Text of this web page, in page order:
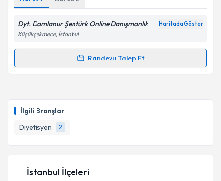
İlgili Branşlar
Diyetisyen
2
Dyt. Damlanur Şentürk Online Danışmanlık Haritada Göster
Küçükçekmece, İstanbul
Randevu Talep Et
Randevu Takvimi Talebi
takvim hazırlandığında e-posta ile bilgilendireceğiz.
E-posta Adresiniz
İstanbul İlçeleri